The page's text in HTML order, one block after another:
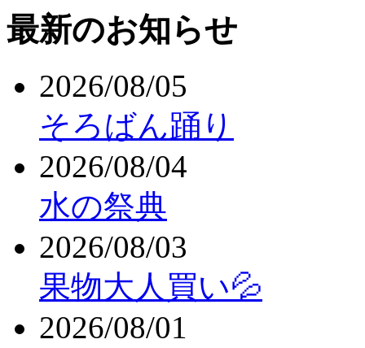
最新のお知らせ
2026/08/05
そろばん踊り
2026/08/04
水の祭典
2026/08/03
果物大人買い💦
2026/08/01